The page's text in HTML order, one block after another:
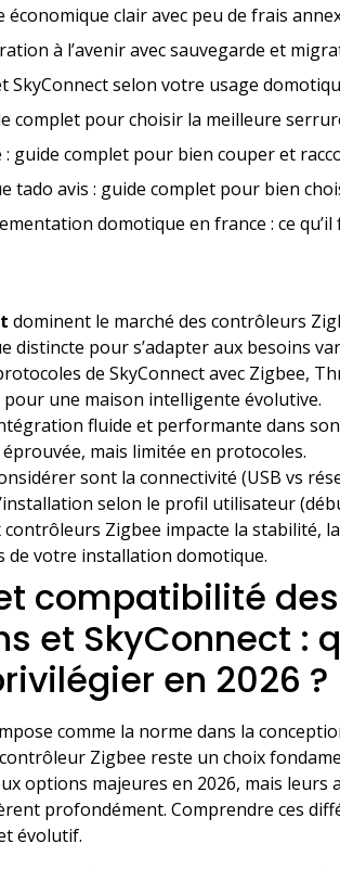
économique clair avec peu de frais
à l’avenir avec sauvegarde et
SkyConnect selon votre usage
complet pour choisir la meilleure
: guide complet pour bien couper et
tado avis : guide complet pour bien
domotique en france : ce
dominent le marché des contrôleurs
distincte pour s’adapter aux besoins
de SkyConnect avec Zigbee,
pour une maison intelligente évolutive.
fluide et performante dans
mais limitée en protocoles.
sont la connectivité (USB vs
selon le profil utilisateur
contrôleurs Zigbee impacte la stabilité,
de votre installation domotique.
compatibilité
et SkyConnect :
en 2026 ?
comme la norme dans la
Zigbee reste un choix
options majeures en 2026, mais leurs
profondément. Comprendre ces
évolutif.